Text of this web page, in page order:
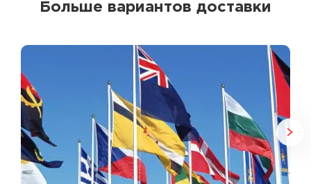
Больше вариантов доставки